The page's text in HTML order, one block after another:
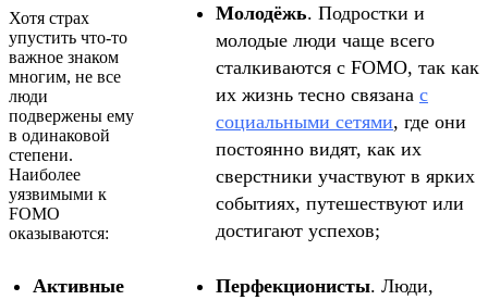
Хотя страх
упустить что-то
важное знаком
многим, не все
люди
подвержены ему
в одинаковой
степени.
Наиболее
уязвимыми к
FOMO
оказываются:
Молодёжь. Подростки и
молодые люди чаще всего
сталкиваются с FOMO, так как
их жизнь тесно связана с
социальными сетями, где они
постоянно видят, как их
сверстники участвуют в ярких
событиях, путешествуют или
достигают успехов;
Активные
Перфекционисты. Люди,